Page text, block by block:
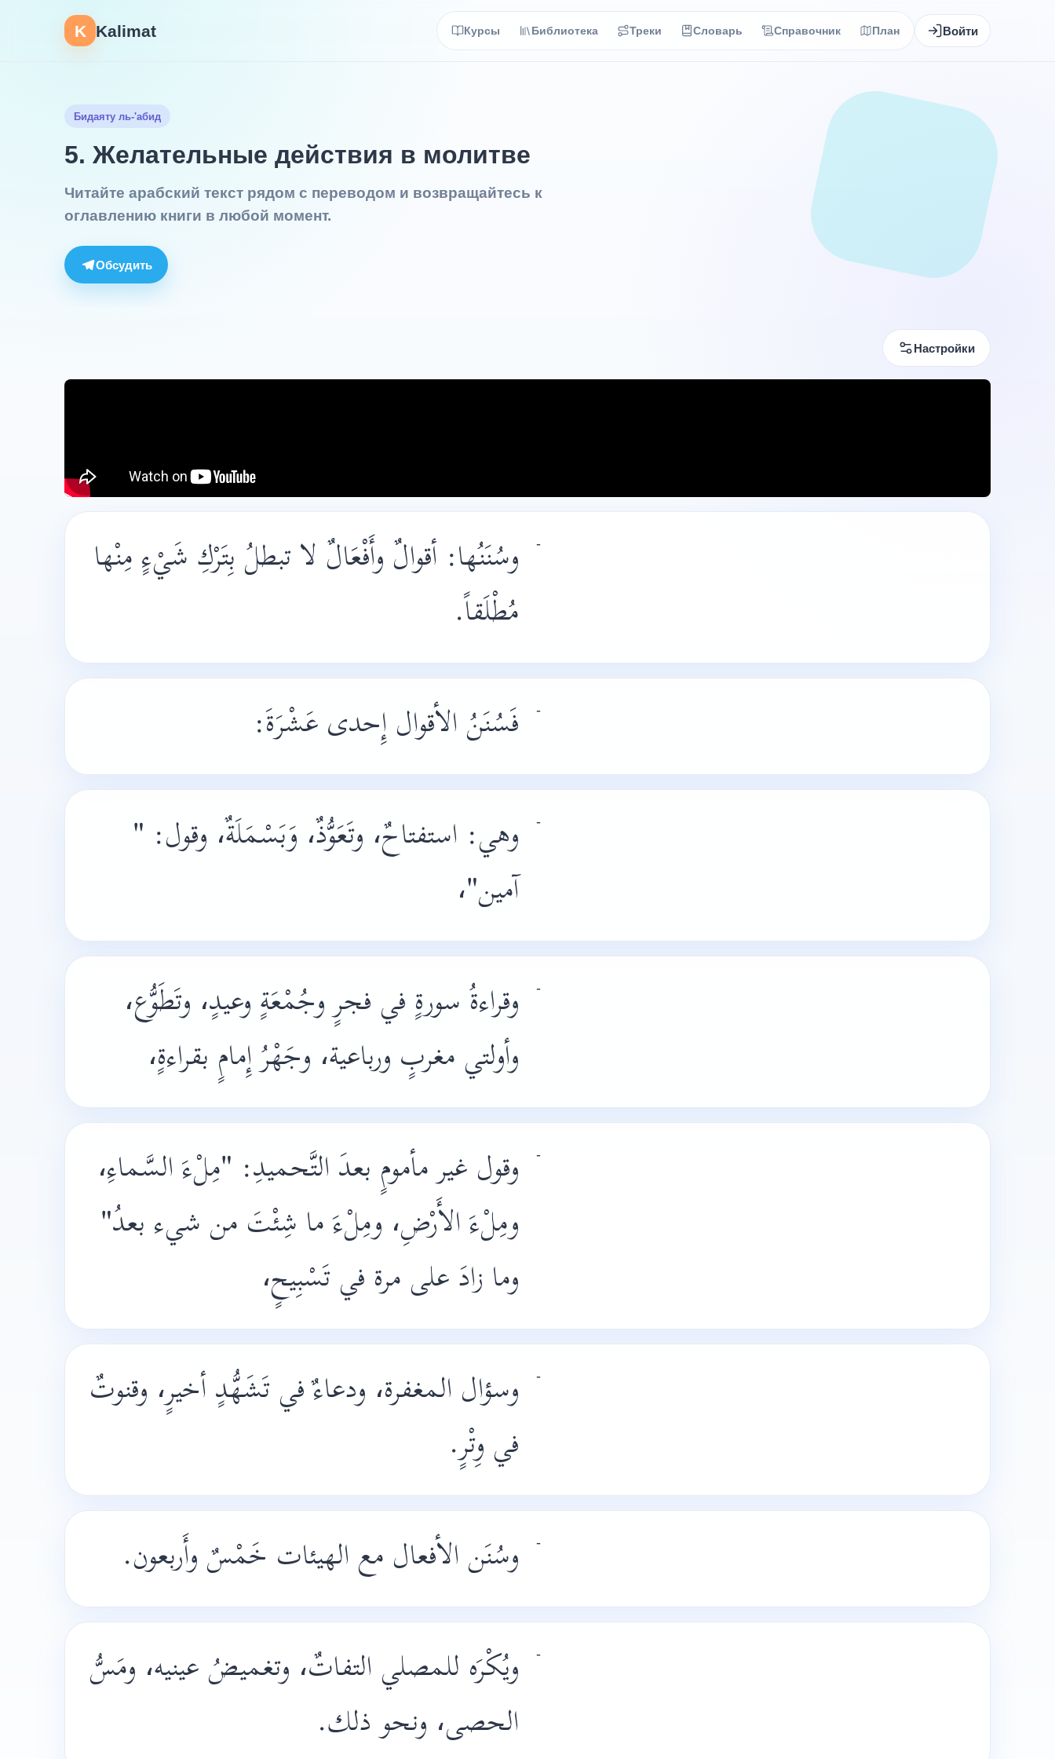
K Kalimat Курсы Библиотека Треки Словарь Справочник План Войти
Бидаяту ль-'абид
5. Желательные действия в молитве
Читайте арабский текст рядом с переводом и возвращайтесь к
оглавлению книги в любой момент.
Обсудить
Настройки
وسُنَنُها: أقوالٌ وأَفْعَالٌ لا تبطلُ بِتَرْكِ شَيْءٍ مِنْها
مُطْلَقاً.
-
فَسُنَنُ الأقوال إِحدى عَشْرَةَ: -
وهي: استفتاحٌ، وتَعَوُّذٌ، وَبَسْمَلَةٌ، وقول: "
آمين"،
-
وقراءةُ سورةٍ في فجرٍ وجُمْعَةٍ وعيدٍ، وتَطَوُّع،
وأولتي مغربٍ ورباعية، وجَهْرُ إِمامٍ بقراءةٍ،
-
وقول غير مأمومٍ بعدَ التَّحميدِ: "مِلْءَ السَّماءِ،
ومِلْءَ الأَرْضِ، ومِلْءَ ما شِئْتَ من شيء بعدُ"
وما زادَ على مرة في تَسْبِيحٍ،
-
وسؤال المغفرة، ودعاءٌ في تَشَهُّدٍ أخيرٍ، وقنوتٌ
في وِتْرٍ.
-
وسُنَن الأفعال مع الهيئات خَمْسٌ وأَربعون. -
ويُكْرَه للمصلي التفاتٌ، وتغميضُ عينيه، ومَسُّ
الحصى، ونحو ذلك.
-